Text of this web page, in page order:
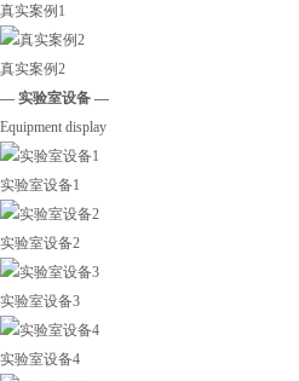
真实案例1
真实案例2
— 实验室设备 —
Equipment display
实验室设备1
实验室设备2
实验室设备3
实验室设备4